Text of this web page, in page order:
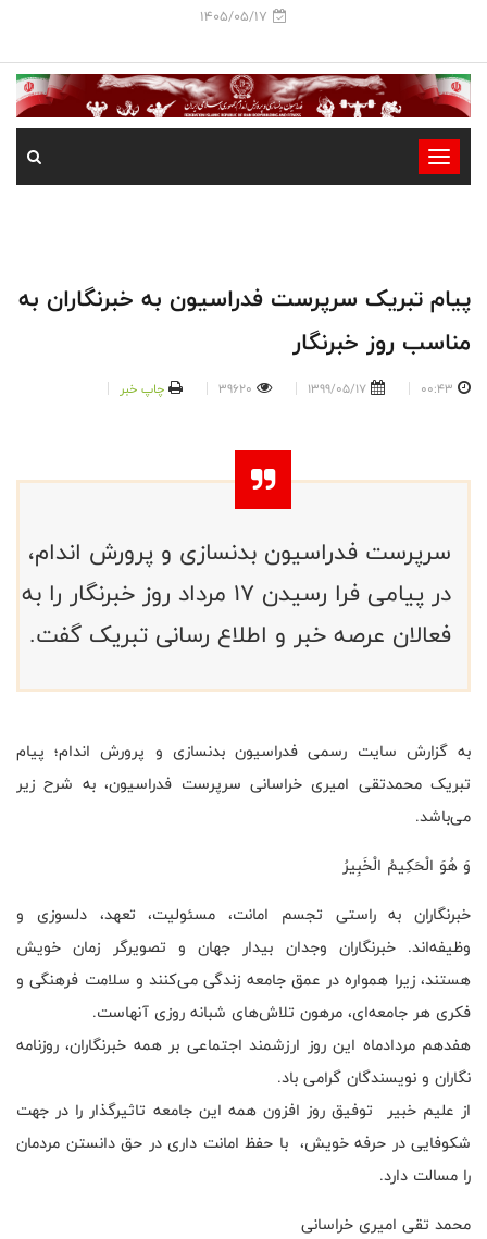
1405/05/17
-
-
-
پیام تبریک سرپرست فدراسیون به خبرنگاران به
مناسب روز خبرنگار
00:43
1399/05/17
39620 چاپ خبر
سرپرست فدراسیون بدنسازی و‌ پرورش اندام،
در پیامی فرا رسیدن ۱۷ مرداد روز خبرنگار را به
فعالان عرصه خبر و اطلاع رسانی تبریک گفت.
به گزارش سایت رسمی فدراسیون بدنسازی و پرورش اندام؛ پیام
تبریک محمدتقی امیری خراسانی سرپرست فدراسیون، به شرح زیر
می‌باشد.
وَ هُوَ الْحَکِیمُ الْخَبِیرُ
خبرنگاران به راستی تجسم امانت، مسئولیت، تعهد، دلسوزی و
وظیفه‌اند. خبرنگاران وجدان بیدار جهان و تصویرگر زمان خویش
هستند، زیرا همواره در عمق جامعه زندگی می‌کنند و سلامت فرهنگی و
فکری هر جامعه‌ای، مرهون تلاش‌های شبانه روزی آنهاست.
هفدهم مردادماه این روز ارزشمند اجتماعی بر همه خبرنگاران، روزنامه
نگاران و نویسندگان گرامی باد.
از علیم خبیر توفیق روز افزون همه این جامعه تاثیر‌گذار را در جهت
شکوفایی در حرفه خویش، با حفظ امانت داری در حق دانستن مردمان
را مسالت دارد.
محمد تقی امیری خراسانی